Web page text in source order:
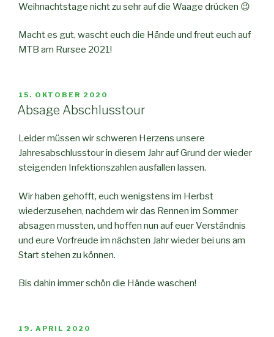
Weihnachtstage nicht zu sehr auf die Waage drücken 😉
Macht es gut, wascht euch die Hände und freut euch auf
MTB am Rursee 2021!
VERÖFFENTLICHT
AM
15. OKTOBER 2020
Absage Abschlusstour
Leider müssen wir schweren Herzens unsere
Jahresabschlusstour in diesem Jahr auf Grund der wieder
steigenden Infektionszahlen ausfallen lassen.
Wir haben gehofft, euch wenigstens im Herbst
wiederzusehen, nachdem wir das Rennen im Sommer
absagen mussten, und hoffen nun auf euer Verständnis
und eure Vorfreude im nächsten Jahr wieder bei uns am
Start stehen zu können.
Bis dahin immer schön die Hände waschen!
VERÖFFENTLICHT
19. APRIL 2020